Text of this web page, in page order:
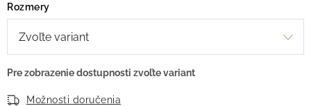
Rozmery
Možnosti doručenia